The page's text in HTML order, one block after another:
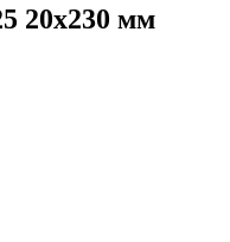
20х230 мм